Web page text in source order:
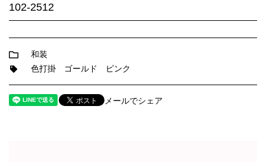
102-2512
和装
色打掛
ゴールド ピンク
メールでシェア